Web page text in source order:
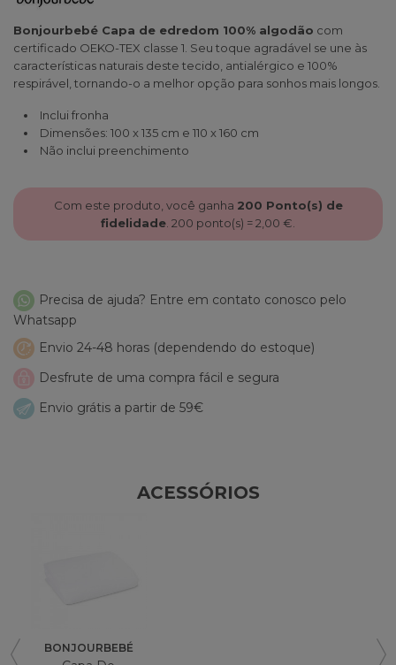
Bonjourbebé Capa de edredom 100% algodão com
certificado OEKO-TEX classe 1. Seu toque agradável se une às
características naturais deste tecido, antialérgico e 100%
respirável, tornando-o a melhor opção para sonhos mais longos.
Inclui fronha
Dimensões: 100 x 135 cm e 110 x 160 cm
Não inclui preenchimento
Com este produto, você ganha 200 Ponto(s) de
fidelidade 200 ponto(s) =2,00 €
Precisa de ajuda? Entre em contato conosco pelo
Whatsapp
Envio 24-48 horas (dependendo do estoque)
Desfrute de uma compra fácil e segura
Envio grátis a partir de 59€
ACESSÓRIOS
BONJOURBEBÉ